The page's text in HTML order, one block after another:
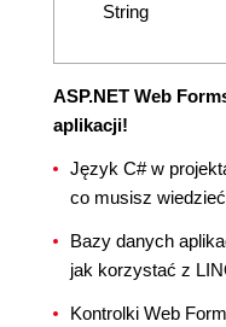
String
ASP.NET Web
aplikacji!
Język C# w
co musisz
Bazy danych
jak korzystać z
Kontrolki Web